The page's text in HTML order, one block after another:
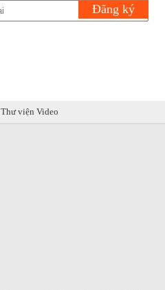
Đăng ký
Thư viện Video